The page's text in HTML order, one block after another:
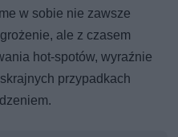
w sobie nie zawsze
ale z czasem
hot-spotów, wyraźnie
przypadkach